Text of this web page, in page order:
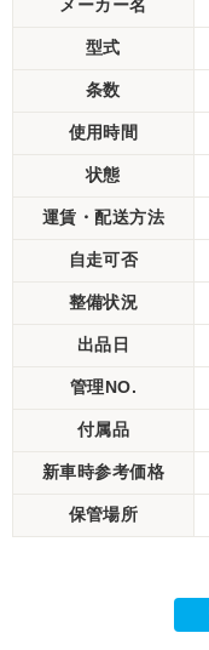
メーカー名
型式
条数
使用時間
状態
運賃・配送方法
自走可否
整備状況
出品日
管理NO.
付属品
新車時参考価格
保管場所